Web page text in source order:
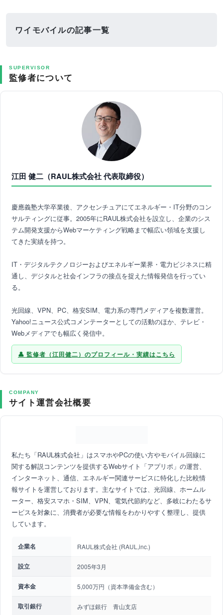
ワイモバイルの記事一覧
SUPERVISOR
監修者について
江田 健二（RAUL株式会社 代表取締役）
慶應義塾大学卒業後、アクセンチュアにてエネルギー・IT分野のコン
サルティングに従事。2005年にRAUL株式会社を設立し、企業のシス
テム開発支援からWebマーケティング戦略まで幅広い領域を支援し
てきた実績を持つ。
IT・デジタルテクノロジーおよびエネルギー業界・電力ビジネスに精
通し、デジタルと社会インフラの接点を捉えた情報発信を行ってい
る。
光回線、VPN、PC、格安SIM、電力系の専門メディアを複数運営。
Yahoo!ニュース公式コメンテーターとしての活動のほか、テレビ・
Webメディアでも幅広く発信中。
監修者（江田健二）のプロフィール・実績はこちら
COMPANY
サイト運営会社概要
私たち「RAUL株式会社」はスマホやPCの使い方やモバイル回線に
関する解説コンテンツを提供するWebサイト「アプリポ」の運営、
インターネット、通信、エネルギー関連サービスに特化した比較情
報サイトを運営しております。主なサイトでは、光回線、ホームル
ーター、格安スマホ・SIM、VPN、電気代節約など、多岐にわたるサ
ービスを対象に、消費者が必要な情報をわかりやすく整理し、提供
しています。
企業名 RAUL株式会社 (RAUL,inc.)
設立 2005年3月
資本金 5,000万円（資本準備金含む）
取引銀行 みずほ銀行 青山支店